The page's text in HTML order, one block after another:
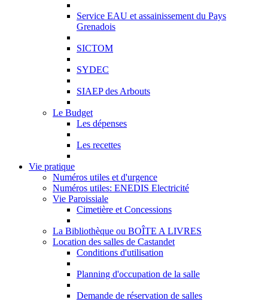
Service EAU et assainissement du Pays
Grenadois
SICTOM
SYDEC
SIAEP des Arbouts
Le Budget
Les dépenses
Les recettes
Vie pratique
Numéros utiles et d'urgence
Numéros utiles: ENEDIS Electricité
Vie Paroissiale
Cimetière et Concessions
La Bibliothèque ou BOÎTE A LIVRES
Location des salles de Castandet
Conditions d'utilisation
Planning d'occupation de la salle
Demande de réservation de salles